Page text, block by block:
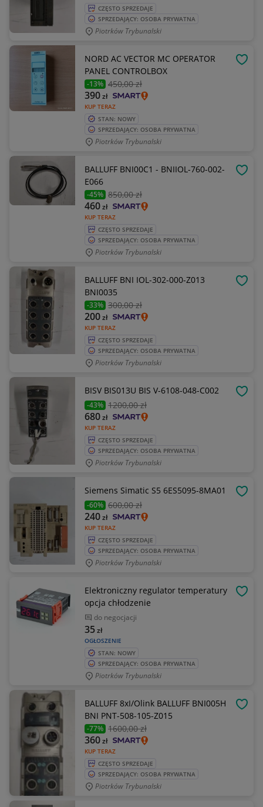
CZĘSTO SPRZEDAJE
SPRZEDAJĄCY: OSOBA PRYWATNA
Piotrków Trybunalski
NORD AC VECTOR MC OPERATOR
PANEL CONTROLBOX
-13% 450,00 zł
KUP TERAZ
390zł
STAN: NOWY
SPRZEDAJĄCY: OSOBA PRYWATNA
Piotrków Trybunalski
BALLUFF BNI00C1 - BNIIOL-760-002-
E066
-45% 850,00 zł
KUP TERAZ
460zł
CZĘSTO SPRZEDAJE
SPRZEDAJĄCY: OSOBA PRYWATNA
Piotrków Trybunalski
BALLUFF BNI IOL-302-000-Z013
BNI0035
-33% 300,00 zł
KUP TERAZ
200zł
CZĘSTO SPRZEDAJE
SPRZEDAJĄCY: OSOBA PRYWATNA
Piotrków Trybunalski
BISV BIS013U BIS V-6108-048-C002
-43% 1200,00 zł
KUP TERAZ
680zł
CZĘSTO SPRZEDAJE
SPRZEDAJĄCY: OSOBA PRYWATNA
Piotrków Trybunalski
Siemens Simatic S5 6ES5095-8MA01
-60% 600,00 zł
KUP TERAZ
240zł
CZĘSTO SPRZEDAJE
SPRZEDAJĄCY: OSOBA PRYWATNA
Piotrków Trybunalski
Elektroniczny regulator temperatury
opcja chłodzenie
do negocjacji
OGŁOSZENIE
35zł
STAN: NOWY
SPRZEDAJĄCY: OSOBA PRYWATNA
Piotrków Trybunalski
BALLUFF 8xI/Olink BALLUFF BNI005H
BNI PNT-508-105-Z015
-77% 1600,00 zł
KUP TERAZ
360zł
CZĘSTO SPRZEDAJE
SPRZEDAJĄCY: OSOBA PRYWATNA
Piotrków Trybunalski